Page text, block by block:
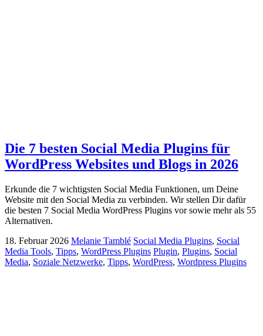
Die 7 besten Social Media Plugins für
WordPress Websites und Blogs in 2026
Erkunde die 7 wichtigsten Social Media Funktionen, um Deine
Website mit den Social Media zu verbinden. Wir stellen Dir dafür
die besten 7 Social Media WordPress Plugins vor sowie mehr als 55
Alternativen.
18. Februar 2026 Melanie Tamblé Social Media Plugins, Social
Media Tools, Tipps, WordPress Plugins Plugin, Plugins, Social
Media, Soziale Netzwerke, Tipps, WordPress, Wordpress Plugins